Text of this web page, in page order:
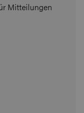
Mitteilungen